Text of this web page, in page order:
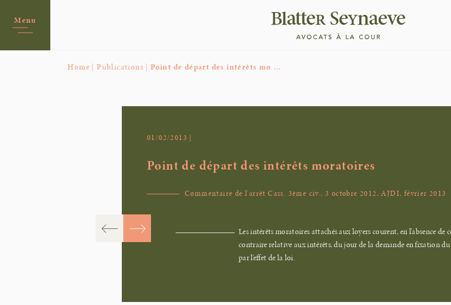
Menu
Home | Publications | Point de départ des intérêts mo …
01/02/2013 |
Point de départ des intérêts moratoires
Commentaire de l'arrêt Cass. 3ème civ., 3 octobre 2012, AJDI, février 2013
Les intérêts moratoires attachés aux loyers courent, en l’absence de
contraire relative aux intérêts, du jour de la demande en fixation
par l’effet de la loi.